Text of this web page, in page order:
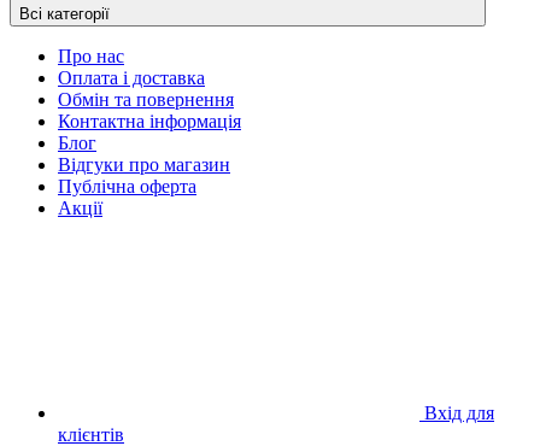
Всі категорії
Про нас
Оплата і доставка
Обмін та повернення
Контактна інформація
Блог
Відгуки про магазин
Публічна оферта
Акції
Вхід для
клієнтів